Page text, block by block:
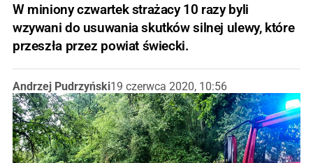
W miniony czwartek strażacy 10 razy byli
wzywani do usuwania skutków silnej ulewy, które
przeszła przez powiat świecki.
Andrzej Pudrzyński19 czerwca 2020, 10:56